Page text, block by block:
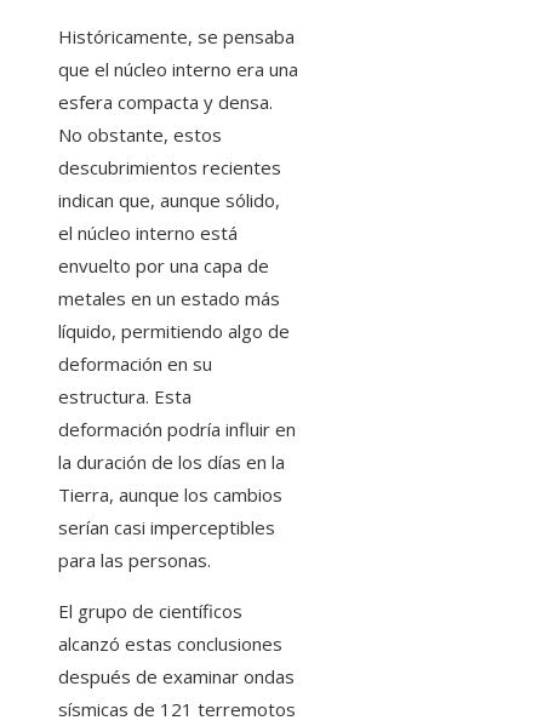
Históricamente, se pensaba
que el núcleo interno era una
esfera compacta y densa.
No obstante, estos
descubrimientos recientes
indican que, aunque sólido,
el núcleo interno está
envuelto por una capa de
metales en un estado más
líquido, permitiendo algo de
deformación en su
estructura. Esta
deformación podría influir en
la duración de los días en la
Tierra, aunque los cambios
serían casi imperceptibles
para las personas.
El grupo de científicos
alcanzó estas conclusiones
después de examinar ondas
sísmicas de 121 terremotos